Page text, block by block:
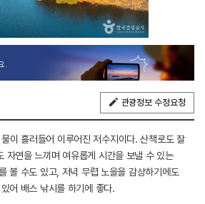
.
관광정보 수정요청
이 흘러들어 이루어진 저수지이다. 산책로도 잘
자연을 느끼며 여유롭게 시간을 보낼 수 있는
볼 수도 있고, 저녁 무렵 노을을 감상하기에도
어 배스 낚시를 하기에 좋다.